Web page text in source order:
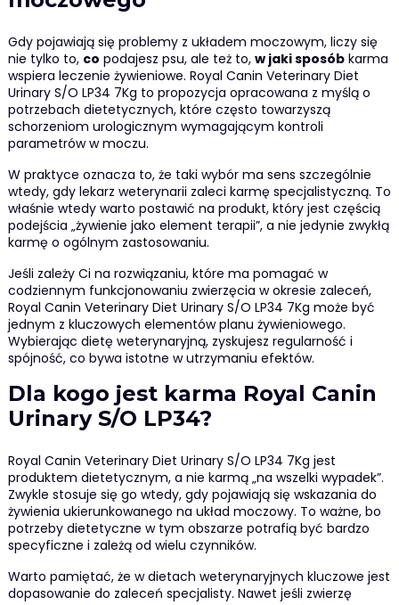
Gdy pojawiają się problemy z układem moczowym, liczy się
nie tylko to, co podajesz psu, ale też to, w jaki sposóbkarma
wspiera leczenie żywieniowe. Royal Canin Veterinary Diet
Urinary S/O LP34 7Kg to propozycja opracowana z myślą o
potrzebach dietetycznych, które często towarzyszą
schorzeniom urologicznym wymagającym kontroli
parametrów w moczu.
W praktyce oznacza to, że taki wybór ma sens szczególnie
wtedy, gdy lekarz weterynarii zaleci karmę specjalistyczną. To
właśnie wtedy warto postawić na produkt, który jest częścią
podejścia „żywienie jako element terapii”, a nie jedynie zwykłą
karmę o ogólnym zastosowaniu.
Jeśli zależy Ci na rozwiązaniu, które ma pomagać w
codziennym funkcjonowaniu zwierzęcia w okresie zaleceń,
Royal Canin Veterinary Diet Urinary S/O LP34 7Kg może być
jednym z kluczowych elementów planu żywieniowego.
Wybierając dietę weterynaryjną, zyskujesz regularność i
spójność, co bywa istotne w utrzymaniu efektów.
Dla kogo jest karma Royal Canin
Urinary S/O LP34?
Royal Canin Veterinary Diet Urinary S/O LP34 7Kg jest
produktem dietetycznym, a nie karmą „na wszelki wypadek”.
Zwykle stosuje się go wtedy, gdy pojawiają się wskazania do
żywienia ukierunkowanego na układ moczowy. To ważne, bo
potrzeby dietetyczne w tym obszarze potrafią być bardzo
specyficzne i zależą od wielu czynników.
Warto pamiętać, że w dietach weterynaryjnych kluczowe jest
dopasowanie do zaleceń specjalisty. Nawet jeśli zwierzę